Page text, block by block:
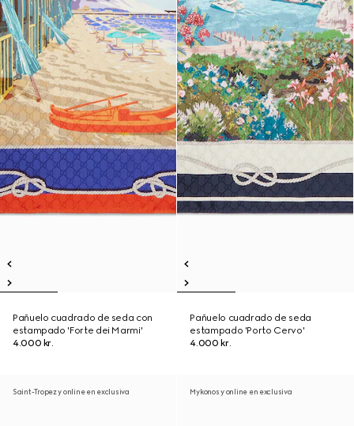
Pañuelo cuadrado de seda con
estampado 'Forte dei Marmi'
4.000 kr.
Pañuelo cuadrado de seda
estampado 'Porto Cervo'
4.000 kr.
Saint-Tropez y online en exclusiva Mykonos y online en exclusiva